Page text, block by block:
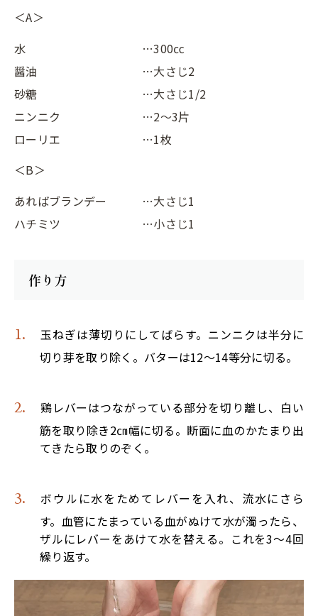
＜A＞
水
…300㏄
醤油
…大さじ2
砂糖
…大さじ1/2
ニンニク
…2～3片
ローリエ
…1枚
＜B＞
あればブランデー
…大さじ1
ハチミツ
…小さじ1
作り方
玉ねぎは薄切りにしてばらす。ニンニクは半分に
切り芽を取り除く。バターは12～14等分に切る。
鶏レバーはつながっている部分を切り離し、白い
筋を取り除き2㎝幅に切る。断面に血のかたまり出
てきたら取りのぞく。
ボウルに水をためてレバーを入れ、流水にさら
す。血管にたまっている血がぬけて水が濁ったら、
ザルにレバーをあけて水を替える。これを3～4回
繰り返す。